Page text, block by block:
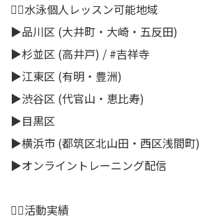
🏊‍♂️水泳個人レッスン可能地域
▶︎品川区 (大井町・大崎・五反田)
▶︎杉並区 (高井戸) / #吉祥寺
▶︎江東区 (有明・豊洲)
▶︎渋谷区 (代官山・恵比寿)
▶目黒区
▶︎横浜市 (都筑区北山田・西区浅間町)
▶︎オンライントレーニング配信
🏊‍♂️活動実績